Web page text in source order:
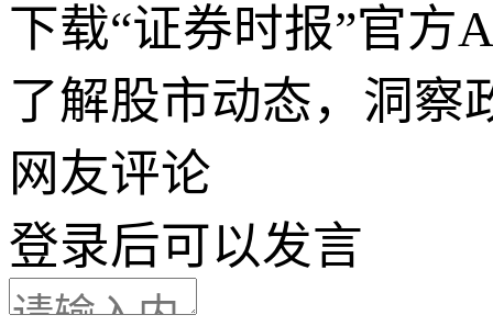
下载“证券时报”官方
了解股市动态，洞察
网友评论
登录后可以发言